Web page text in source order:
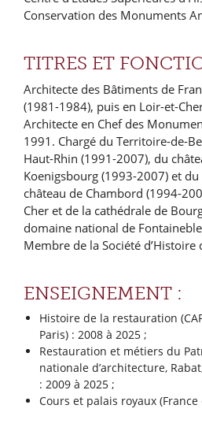
Conservation des Monuments
TITRES ET
Architecte des Bâtiments de
(1981-1984), puis en Loir-et-
Architecte en Chef des
1991. Chargé du Territoire-de-
Haut-Rhin (1991-2007), du
Koenigsbourg (1993-2007) et
château de Chambord (1994-
Cher et de la cathédrale de
domaine national de
Membre de la Société d’Histoire
ENSEIGNEMENT :
Histoire de la restauration
Paris) : 2008 à 2025 ;
Restauration et métiers du
nationale d’architecture,
: 2009 à 2025 ;
Cours et palais royaux (France